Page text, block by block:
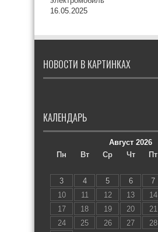
16.05.2025
НОВОСТИ В КАРТИНКАХ
КАЛЕНДАРЬ
Август 2026
Пн
Вт Ср Чт Пт
3
4 5 6 7
10
11 12 13 14
17
18 19 20 21
24
25 26 27 28